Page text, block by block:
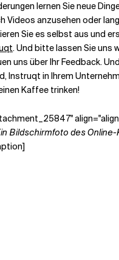
lernen Sie neue
Videos anzusehen oder
Sie es selbst aus und
. Und bitte lassen Sie uns
uns über Ihr Feedback.
Instruqt in Ihrem
Kaffee trinken!
Bildschirmfoto des Online-